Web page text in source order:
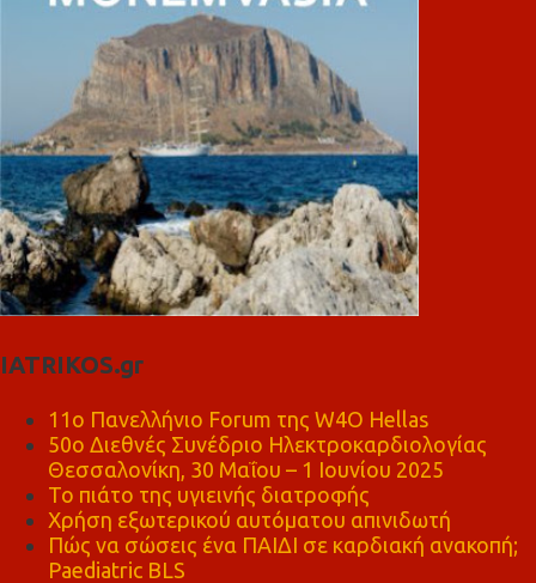
IATRIKOS.gr
11ο Πανελλήνιο Forum της W4O Hellas
50ο Διεθνές Συνέδριο Ηλεκτροκαρδιολογίας
Θεσσαλονίκη, 30 Μαΐου – 1 Ιουνίου 2025
Το πιάτο της υγιεινής διατροφής
Χρήση εξωτερικού αυτόματου απινιδωτή
Πώς να σώσεις ένα ΠΑΙΔΙ σε καρδιακή ανακοπή;
Paediatric BLS